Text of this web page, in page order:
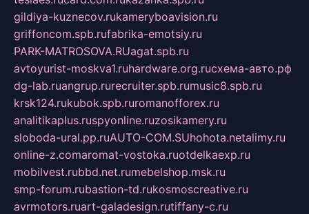
gildiya-kuznecov.rukameryboavision.ru
griffoncom.spb.rufabrika-emotsiy.ru
PARK-MATROSOVA.RUagat.spb.ru
avtoyurist-moskva1.ruhardware.org.ruсхема-авто.рф
dg-lab.ruangrup.rurecruiter.spb.rumusic8.spb.ru
krsk124.rukubok.spb.ruromanofforex.ru
analitikaplus.ruspyonline.ruzosikamery.ru
sloboda-ural.pp.ruAUTO-COM.SUhohota.netalimy.ru
online-z.comaromat-vostoka.ruotdelkaexp.ru
mobilvest.rubbd.net.rumebelshop.msk.ru
smp-forum.rubastion-td.rukosmoscreative.ru
avrmotors.ruart-galadesign.rutiffany-c.ru